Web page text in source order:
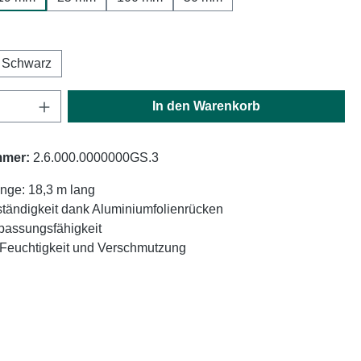
Schwarz
Anzahl: Gib den gewünschten Wert ein
In den Warenkorb
2.6.000.0000000GS.3
18,3 m lang
dank Aluminiumfolienrücken
und Verschmutzung